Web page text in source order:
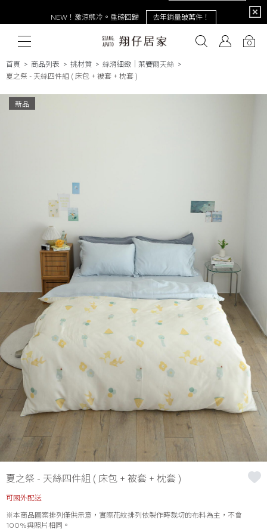
NEW！激涼熊冷。重磅回歸 去年銷量破萬件！
0
# 保潔墊
首頁 商品列表 挑材質
絲滑細緻｜萊賽爾天絲
夏之祭 - 天絲四件組 ( 床包 + 被套 + 枕套 )
新品
夏之祭 - 天絲四件組 ( 床包 + 被套 + 枕套 )
可國外配送
※本商品圖案排列僅供示意，實際花紋排列依製作時裁切的布料為主，不會
100%與照片相同。